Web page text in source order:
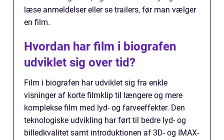
læse anmeldelser eller se trailers, før man vælger
en film.
Hvordan har film i biografen
udviklet sig over tid?
Film i biografen har udviklet sig fra enkle
visninger af korte filmklip til længere og mere
komplekse film med lyd- og farveeffekter. Den
teknologiske udvikling har ført til bedre lyd- og
billedkvalitet samt introduktionen af 3D- og IMAX-